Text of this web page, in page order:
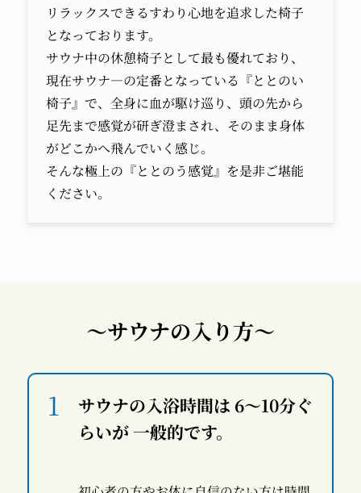
リラックスできるすわり心地を追求した椅子
となっております。
サウナ中の休憩椅子として最も優れており、
現在サウナ―の定番となっている『ととのい
椅子』で、全身に血が駆け巡り、頭の先から
足先まで感覚が研ぎ澄まされ、そのまま身体
がどこかへ飛んでいく感じ。
そんな極上の『ととのう感覚』を是非ご堪能
ください。
～サウナの入り方～
サウナの入浴時間は 6～10分ぐ
らいが 一般的です。